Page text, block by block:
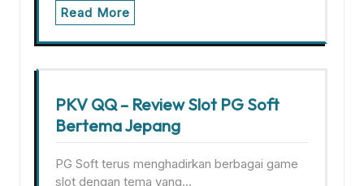
Read More
PKV QQ – Review Slot PG Soft
Bertema Jepang
PG Soft terus menghadirkan berbagai game
slot dengan tema yang…